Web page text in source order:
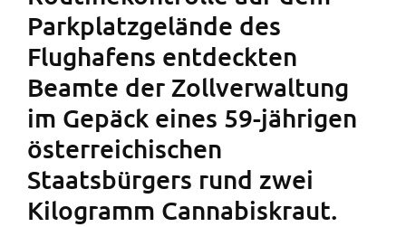
Parkplatzgelände des
Flughafens entdeckten
Beamte der Zollverwaltung
im Gepäck eines 59-jährigen
österreichischen
Staatsbürgers rund zwei
Kilogramm Cannabiskraut.